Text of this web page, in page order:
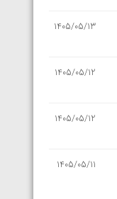
1405/05/13
1405/05/12
1405/05/12
1405/05/11